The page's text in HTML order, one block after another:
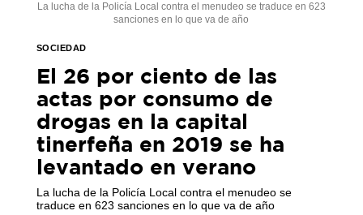
La lucha de la Policía Local contra el menudeo se traduce en 623
sanciones en lo que va de año
SOCIEDAD
El 26 por ciento de las
actas por consumo de
drogas en la capital
tinerfeña en 2019 se ha
levantado en verano
La lucha de la Policía Local contra el menudeo se
traduce en 623 sanciones en lo que va de año